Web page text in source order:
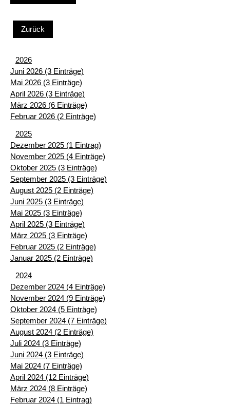
Zurück
2026
Juni 2026 (3 Einträge)
Mai 2026 (3 Einträge)
April 2026 (3 Einträge)
März 2026 (6 Einträge)
Februar 2026 (2 Einträge)
2025
Dezember 2025 (1 Eintrag)
November 2025 (4 Einträge)
Oktober 2025 (3 Einträge)
September 2025 (3 Einträge)
August 2025 (2 Einträge)
Juni 2025 (3 Einträge)
Mai 2025 (3 Einträge)
April 2025 (3 Einträge)
März 2025 (3 Einträge)
Februar 2025 (2 Einträge)
Januar 2025 (2 Einträge)
2024
Dezember 2024 (4 Einträge)
November 2024 (9 Einträge)
Oktober 2024 (5 Einträge)
September 2024 (7 Einträge)
August 2024 (2 Einträge)
Juli 2024 (3 Einträge)
Juni 2024 (3 Einträge)
Mai 2024 (7 Einträge)
April 2024 (12 Einträge)
März 2024 (8 Einträge)
Februar 2024 (1 Eintrag)